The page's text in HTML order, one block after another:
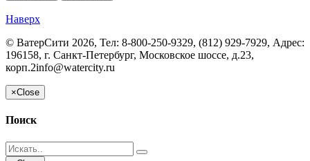
Наверх
© ВатерСити 2026, Тел: 8-800-250-9329, (812) 929-7929, Адрес:
196158, г. Санкт-Петербург, Московское шоссе, д.23,
корп.2info@watercity.ru
×Close
Поиск